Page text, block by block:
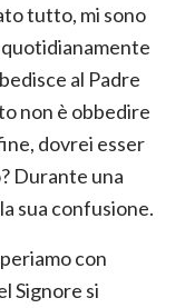
tutto, mi sono
al Padre
non è obbedire
dovrei esser
Durante una
sua confusione.
con
Signore si